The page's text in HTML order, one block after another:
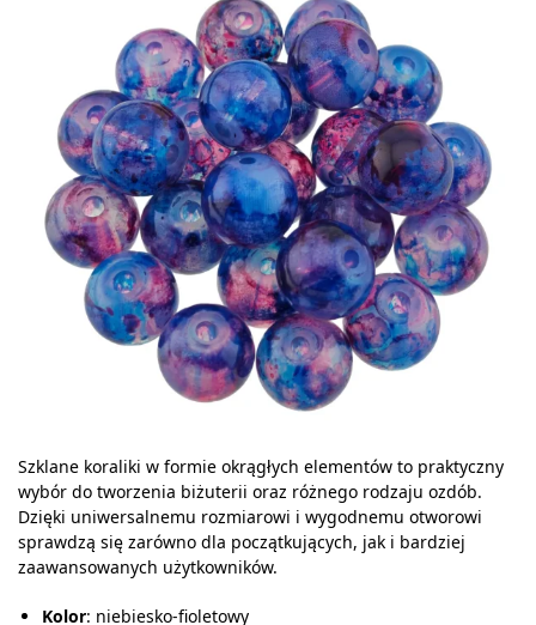
Szklane koraliki w formie okrągłych elementów to praktyczny
wybór do tworzenia biżuterii oraz różnego rodzaju ozdób.
Dzięki uniwersalnemu rozmiarowi i wygodnemu otworowi
sprawdzą się zarówno dla początkujących, jak i bardziej
zaawansowanych użytkowników.
Kolor: niebiesko-fioletowy